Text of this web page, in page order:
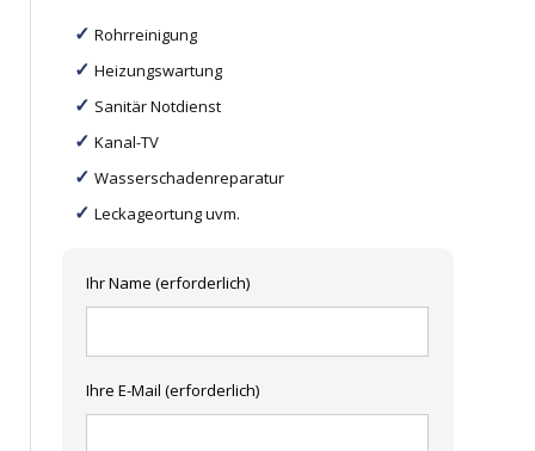
Rohrreinigung
Heizungswartung
Sanitär Notdienst
Kanal-TV
Wasserschadenreparatur
Leckageortung uvm.
Ihr Name (erforderlich)
Ihre E-Mail (erforderlich)